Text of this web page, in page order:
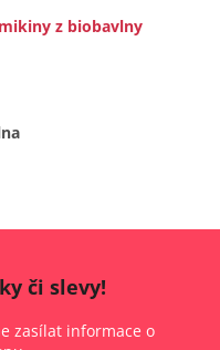
z biobavlny
či slevy!
zasílat informace o